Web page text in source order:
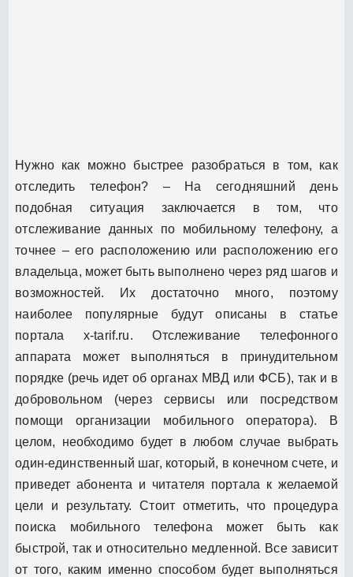
Нужно как можно быстрее разобраться в том, как
отследить телефон? – На сегодняшний день
подобная ситуация заключается в том, что
отслеживание данных по мобильному телефону, а
точнее – его расположению или расположению его
владельца, может быть выполнено через ряд шагов и
возможностей. Их достаточно много, поэтому
наиболее популярные будут описаны в статье
портала x-tarif.ru. Отслеживание телефонного
аппарата может выполняться в принудительном
порядке (речь идет об органах МВД или ФСБ), так и в
добровольном (через сервисы или посредством
помощи организации мобильного оператора). В
целом, необходимо будет в любом случае выбрать
один-единственный шаг, который, в конечном счете, и
приведет абонента и читателя портала к желаемой
цели и результату. Стоит отметить, что процедура
поиска мобильного телефона может быть как
быстрой, так и относительно медленной. Все зависит
от того, каким именно способом будет выполняться